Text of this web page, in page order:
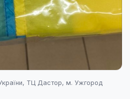
ТЦ Дастор, м. Ужгород